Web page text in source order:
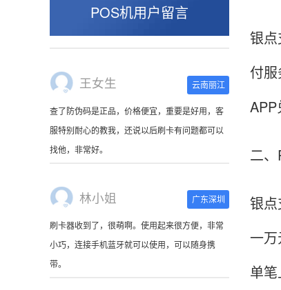
POS机用户留言
王女生 云南丽江
查了防伪码是正品，价格便宜，重要是好用，客
服特别耐心的教我，还说以后刷卡有问题都可以
找他，非常好。
林小姐 广东深圳
刷卡器收到了，很萌啊。使用起来很方便，非常
小巧，连接手机蓝牙就可以使用，可以随身携
带。
银
付
APP
二
银
一
单笔